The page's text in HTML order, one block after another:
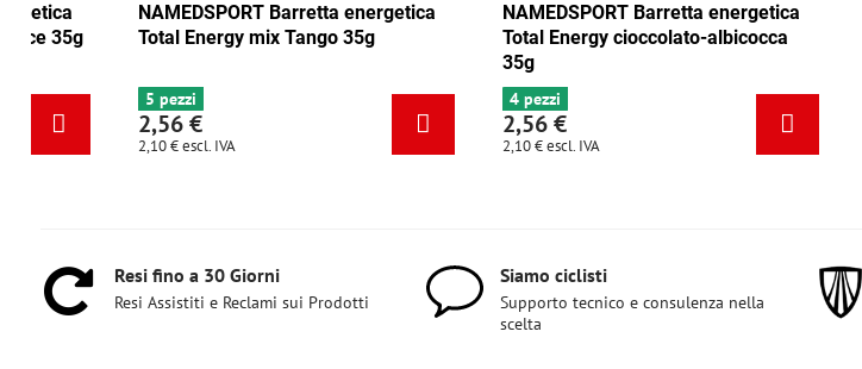
Barretta energetica
mirtillo rosso-noce 35g
NAMEDSPORT Barretta energetica
Total Energy mix Tango 35g
NAMEDSPORT Barretta
Total Energy cioccolato-
Resi fino a 30 Giorni
Resi Assistiti e Reclami sui Prodotti
Siamo ciclisti
Supporto tecnico e consulenza nella
scelta